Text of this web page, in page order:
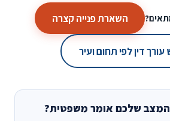
השארת פנייה קצרה
עורך דין לפי תחום ועיר
שלכם אומר משפטית?